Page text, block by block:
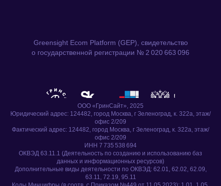
Greensight Ecom Platform (GEP), свидетельство
о государственной регистрации № 2 020 663 096
ООО «ГринСайт», 2025
Юридический адрес: 124482, город Москва, г Зеленоград, к. 322а, этаж/
офис 2/209
Фактический адрес: 124482, город Москва, г Зеленоград, к. 322а, этаж/
офис 2/209
ИНН 7 735 538 694
ОКВЭД 63.11.1 (Деятельность по созданию и использованию баз
данных и информационных ресурсов)
Дополнительные виды деятельности по ОКВЭД: 62.01, 62.02, 62.09,
63.11, 72.19, 95.11